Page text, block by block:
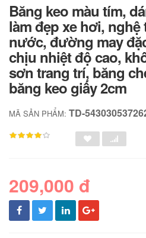
Băng keo màu tím,
làm đẹp xe hơi,
nước, đường may
chịu nhiệt độ cao,
sơn trang trí, băng
băng keo giấy 2cm
MÃ SẢN PHẨM: TD-
209,000 đ